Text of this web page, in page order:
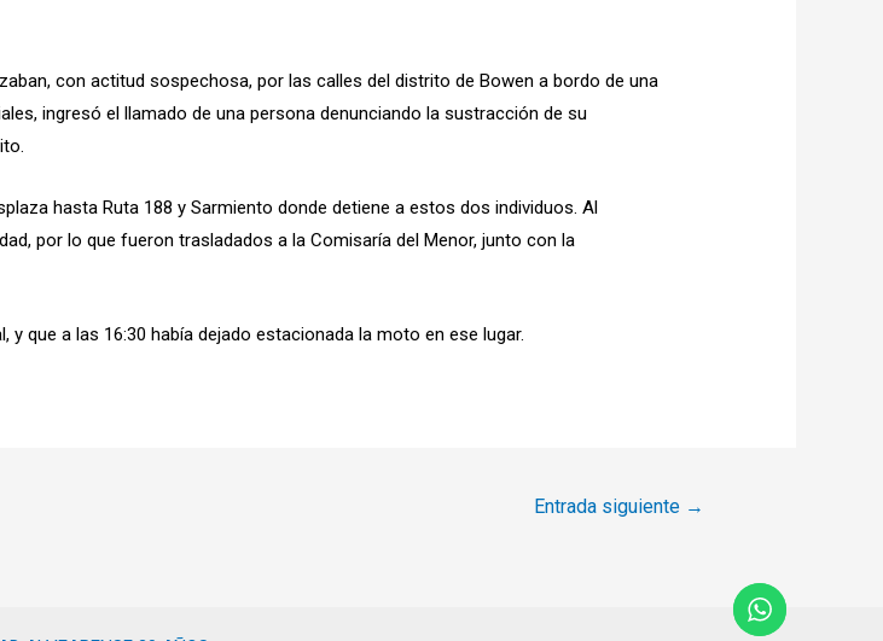
con actitud sospechosa, por las calles del distrito de Bowen a bordo de una
ingresó el llamado de una persona denunciando la sustracción de su
hasta Ruta 188 y Sarmiento donde detiene a estos dos individuos. Al
por lo que fueron trasladados a la Comisaría del Menor, junto con la
que a las 16:30 había dejado estacionada la moto en ese lugar.
Entrada siguiente →